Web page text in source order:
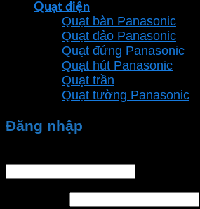
Quạt điện
Quạt bàn Panasonic
Quạt đảo Panasonic
Quạt đứng Panasonic
Quạt hút Panasonic
Quạt trần
Quạt tường Panasonic
Đăng nhập